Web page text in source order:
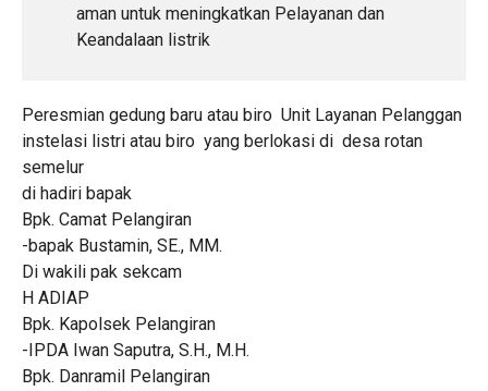
aman untuk meningkatkan Pelayanan dan
Keandalaan listrik
Peresmian gedung baru atau biro Unit Layanan Pelanggan
instelasi listri atau biro yang berlokasi di desa rotan
semelur
di hadiri bapak
Bpk. Camat Pelangiran
-bapak Bustamin, SE., MM.
Di wakili pak sekcam
H ADIAP
Bpk. Kapolsek Pelangiran
-IPDA Iwan Saputra, S.H., M.H.
Bpk. Danramil Pelangiran